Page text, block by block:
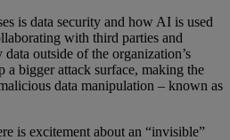
is data security and how AI is used
with third parties and
outside of the organization’s
a bigger attack surface, making the
data manipulation – known as
is excitement about an “invisible”